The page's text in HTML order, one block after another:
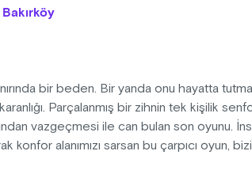
bir beden. Bir yanda onu hayatta
Parçalanmış bir zihnin tek kişilik
vazgeçmesi ile can bulan son oyunu.
konfor alanımızı sarsan bu çarpıcı oyun,